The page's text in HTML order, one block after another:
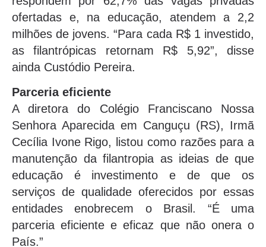
ofertadas e, na educação, atendem a 2,2
milhões de jovens. “Para cada R$ 1 investido,
as filantrópicas retornam R$ 5,92”, disse
ainda Custódio Pereira.
Parceria eficiente
A diretora do Colégio Franciscano Nossa
Senhora Aparecida em Canguçu (RS), Irmã
Cecília Ivone Rigo, listou como razões para a
manutenção da filantropia as ideias de que
educação é investimento e de que os
serviços de qualidade oferecidos por essas
entidades enobrecem o Brasil. “É uma
parceria eficiente e eficaz que não onera o
País.”